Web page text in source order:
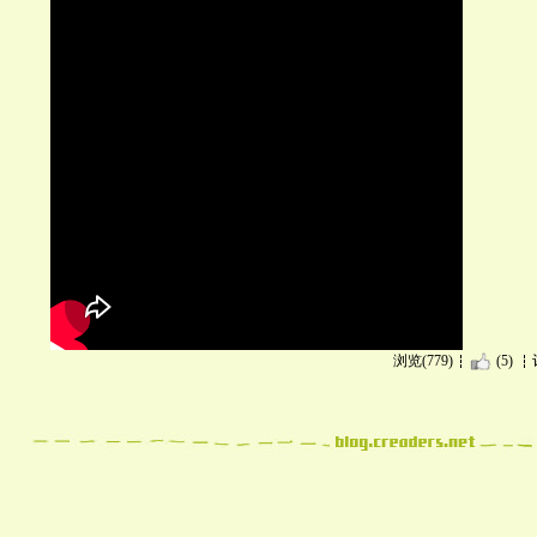
浏览(779) (5)